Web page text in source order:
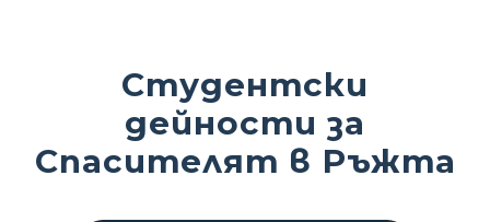
Студентски
дейности за
Спасителят в Ръжта